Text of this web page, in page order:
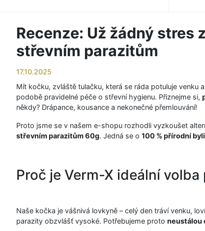
Recenze: Už žádný
střevním parazitům
17.10.2025
Mít kočku, zvláště tulačku, která se ráda potuluje
podobě pravidelné péče o střevní hygienu. Přiznejme si,
někdy? Drápance, kousance a nekonečné přemlouvání!
Proto jsme se v našem e-shopu rozhodli vyzkoušet
střevním parazitům 60g. Jedná se o 100 % přírodní
Proč je Verm-X ideální
Naše kočka je vášnivá lovkyně – celý den tráví venku,
parazity obzvlášť vysoké. Potřebujeme proto neustálou